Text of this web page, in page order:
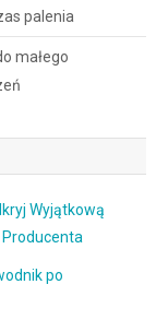
palenia
małego
Wyjątkową
po